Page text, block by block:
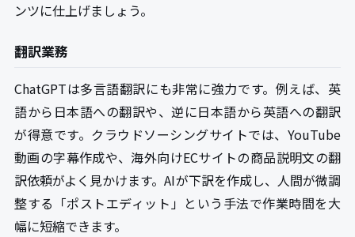
ンツに仕上げましょう。
翻訳業務
ChatGPTは多言語翻訳にも非常に強力です。例えば、英
語から日本語への翻訳や、逆に日本語から英語への翻訳
が得意です。クラウドソーシングサイトでは、YouTube
動画の字幕作成や、海外向けECサイトの商品説明文の翻
訳依頼がよく見かけます。AIが下訳を作成し、人間が微調
整する「ポストエディット」という手法で作業時間を大
幅に短縮できます。